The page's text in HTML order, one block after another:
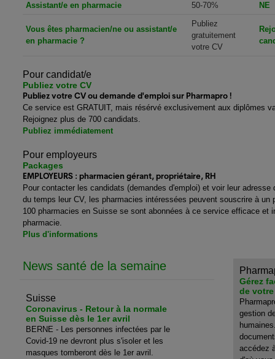
Assistant/e en pharmacie
50-70% NE
Vous êtes pharmacien/ne ou assistant/e
en pharmacie ?
Publiez
gratuitement
votre CV
Pour candidat/e
Publiez votre CV
Publiez votre CV ou demande d'emploi sur Pharmapro !
Ce service est GRATUIT, mais résérvé exclusivement aux diplômes
Rejoignez plus de 700 candidats.
Publiez immédiatement
Pour employeurs
Packages
EMPLOYEURS : pharmacien gérant, propriétaire, RH
Pour contacter les candidats (demandes d'emploi) et voir leur adresse
du temps leur CV, les pharmacies intéressées peuvent souscrire à un
100 pharmacies en Suisse se sont abonnées à ce service efficace et
pharmacie.
Plus d'informations
News santé de la semaine
Suisse
Coronavirus - Retour à la normale
en Suisse dès le 1er avril
BERNE - Les personnes infectées par le
Covid-19 ne devront plus s'isoler et les
masques tomberont dès le 1er avril.
Gérez
de
gestion
accédez